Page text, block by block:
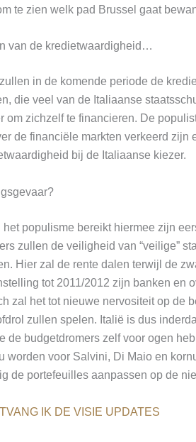
te zien welk pad Brussel gaat
van de kredietwaardigheid…
zullen in de komende periode de
die veel van de Italiaanse
om zichzelf te financieren. De
de financiële markten verkeerd
bij de Italiaanse kiezer.
het populisme bereikt hiermee zijn
zullen de veiligheid van “veilige”
Hier zal de rente dalen terwijl de
tot 2011/2012 zijn banken en
zal het tot nieuwe nervositeit op de
zullen spelen. Italië is dus
de budgetdromers zelf voor ogen
worden voor Salvini, Di Maio en
de portefeuilles aanpassen op de
IK DE VISIE UPDATES